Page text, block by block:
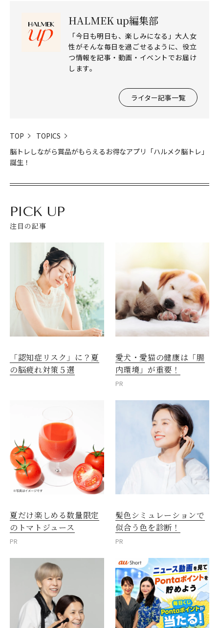
HALMEK up編集部
「今日も明日も、楽しみになる」大人女
性がそんな毎日を過ごせるように、役立
つ情報を記事・動画・イベントでお届け
します。
ライター記事一覧
TOP
TOPICS
脳トレしながら賞品がもらえるお得なアプリ「ハルメク脳トレ」
誕生！
PICK UP
注目の記事
「認知症リスク」に？夏
の脳疲れ対策５選
愛犬・愛猫の健康は「腸
内環境」が重要！
PR
夏だけ楽しめる数量限定
のトマトジュース
PR
髪色シミュレーションで
似合う色を診断！
PR